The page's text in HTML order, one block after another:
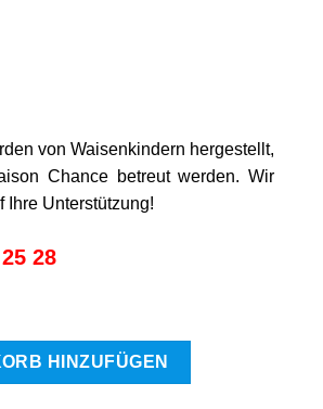
von Waisenkindern hergestellt,
Chance betreut werden. Wir
Ihre Unterstützung!
28
HINZUFÜGEN